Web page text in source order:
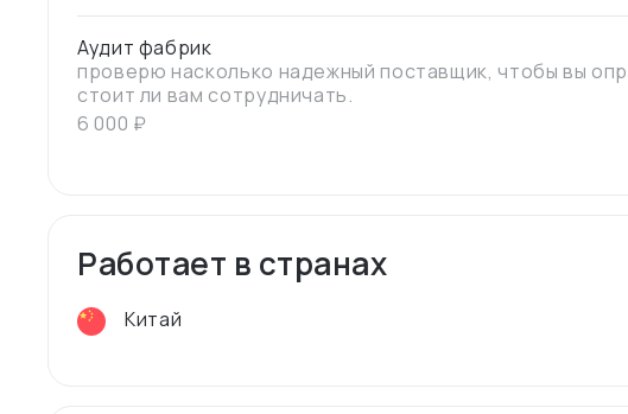
Аудит фабрик
проверю насколько надежный поставщик, чтобы вы
стоит ли вам сотрудничать.
6 000 ₽
Работает в странах
Китай